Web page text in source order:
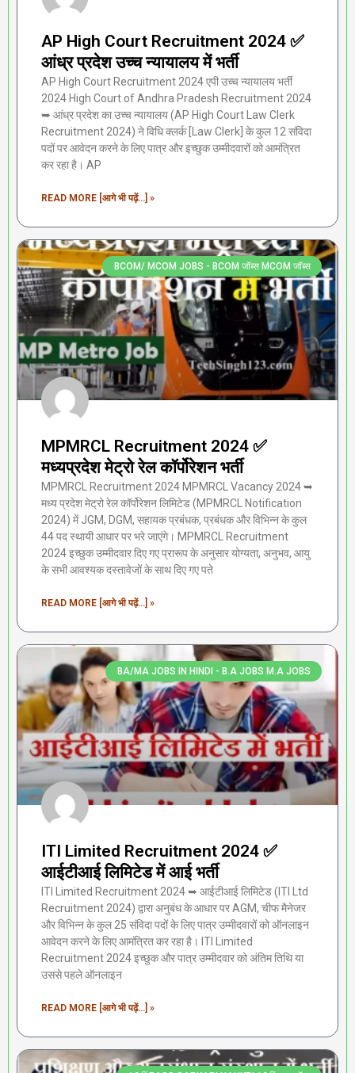
AP High Court Recruitment 2024 ✅
आंध्र प्रदेश उच्च न्यायालय में भर्ती
AP High Court Recruitment 2024 एपी उच्च न्यायालय भर्ती
2024 High Court of Andhra Pradesh Recruitment 2024
➥ आंध्र प्रदेश का उच्च न्यायालय (AP High Court Law Clerk
Recruitment 2024) ने विधि क्लर्क [Law Clerk] के कुल 12 संविदा
पदों पर आवेदन करने के लिए पात्र और इच्छुक उम्मीदवारों को आमंत्रित
कर रहा है। AP
READ MORE [आगे भी पढ़ें...] »
BCOM/ MCOM JOBS - BCOM जॉब्स MCOM जॉब्स
MPMRCL Recruitment 2024 ✅
मध्यप्रदेश मेट्रो रेल कॉर्पोरेशन भर्ती
MPMRCL Recruitment 2024 MPMRCL Vacancy 2024 ➥
मध्य प्रदेश मेट्रो रेल कॉर्पोरेशन लिमिटेड (MPMRCL Notification
2024) में JGM, DGM, सहायक प्रबंधक, प्रबंधक और विभिन्न के कुल
44 पद स्थायी आधार पर भरे जाएंगे। MPMRCL Recruitment
2024 इच्छुक उम्मीदवार दिए गए प्रारूप के अनुसार योग्यता, अनुभव, आयु
के सभी आवश्यक दस्तावेजों के साथ दिए गए पते
READ MORE [आगे भी पढ़ें...] »
BA/MA JOBS IN HINDI - B.A JOBS M.A JOBS
ITI Limited Recruitment 2024 ✅
आईटीआई लिमिटेड में आई भर्ती
ITI Limited Recruitment 2024 ➥ आईटीआई लिमिटेड (ITI Ltd
Recruitment 2024) द्वारा अनुबंध के आधार पर AGM, चीफ मैनेजर
और विभिन्न के कुल 25 संविदा पदों के लिए पात्र उम्मीदवारों को ऑनलाइन
आवेदन करने के लिए आमंत्रित कर रहा है। ITI Limited
Recruitment 2024 इच्छुक और पात्र उम्मीदवार को अंतिम तिथि या
उससे पहले ऑनलाइन
READ MORE [आगे भी पढ़ें...] »